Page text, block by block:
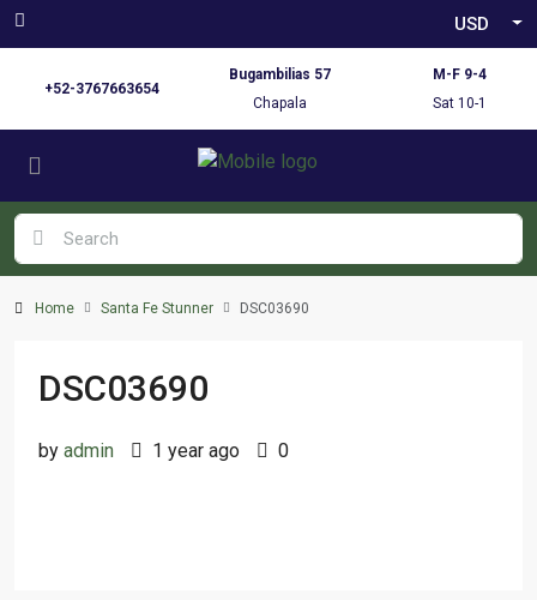
USD
+52-3767663654
Bugambilias 57
Chapala
M-F 9-4
Sat 10-1
Home Santa Fe Stunner DSC03690
DSC03690
by admin 1 year ago 0